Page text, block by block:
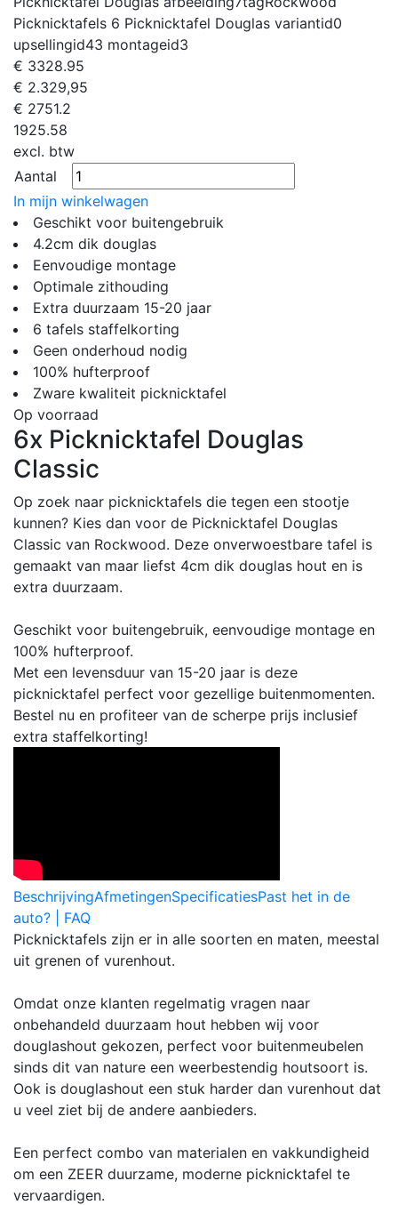
Picknicktafels 6 Picknicktafel Douglas variantid0
upsellingid43 montageid3
€ 3328.95
€ 2.329,95
€ 2751.2
1925.58
excl. btw
Aantal
In mijn winkelwagen
Geschikt voor buitengebruik
4.2cm dik douglas
Eenvoudige montage
Optimale zithouding
Extra duurzaam 15-20 jaar
6 tafels staffelkorting
Geen onderhoud nodig
100% hufterproof
Zware kwaliteit picknicktafel
Op voorraad
6x Picknicktafel Douglas
Classic
Op zoek naar picknicktafels die tegen een stootje
kunnen? Kies dan voor de Picknicktafel Douglas
Classic van Rockwood. Deze onverwoestbare tafel is
gemaakt van maar liefst 4cm dik douglas hout en is
extra duurzaam.
Geschikt voor buitengebruik, eenvoudige montage en
100% hufterproof.
Met een levensduur van 15-20 jaar is deze
picknicktafel perfect voor gezellige buitenmomenten.
Bestel nu en profiteer van de scherpe prijs inclusief
extra staffelkorting!
BeschrijvingAfmetingenSpecificatiesPast het in de
auto? | FAQ
Picknicktafels zijn er in alle soorten en maten, meestal
uit grenen of vurenhout.
Omdat onze klanten regelmatig vragen naar
onbehandeld duurzaam hout hebben wij voor
douglashout gekozen, perfect voor buitenmeubelen
sinds dit van nature een weerbestendig houtsoort is.
Ook is douglashout een stuk harder dan vurenhout dat
u veel ziet bij de andere aanbieders.
Een perfect combo van materialen en vakkundigheid
om een ZEER duurzame, moderne picknicktafel te
vervaardigen.